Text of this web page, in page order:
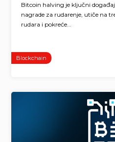
Bitcoin halving je ključni
nagrade za rudarenje, utiče na
rudara i pokreće...
Blockchain